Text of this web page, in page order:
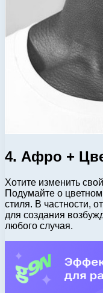
4. Афро +
Хотите изменить
Подумайте о
стиля. В частности,
для создания
любого случая.